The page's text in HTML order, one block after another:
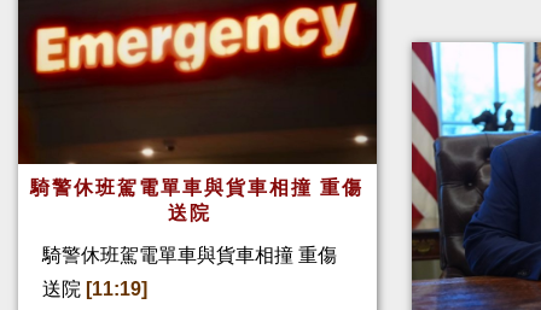
騎警休班駕電單車與貨車相撞 重傷
送院
騎警休班駕電單車與貨車相撞 重傷
送院 [11:19]